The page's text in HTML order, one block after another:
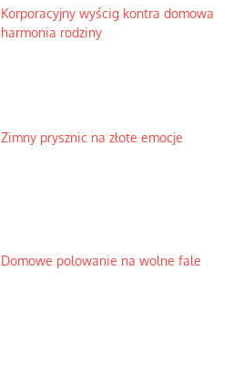
Korporacyjny wyścig kontra domowa
harmonia rodziny
Zimny prysznic na złote emocje
Domowe polowanie na wolne fale